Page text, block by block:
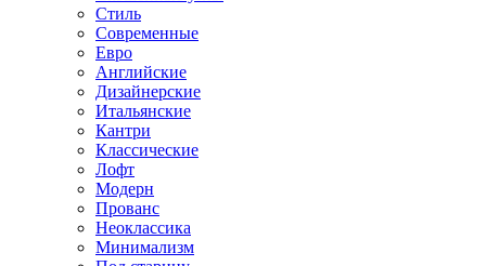
Стиль
Современные
Евро
Английские
Дизайнерские
Итальянские
Кантри
Классические
Лофт
Модерн
Прованс
Неоклассика
Минимализм